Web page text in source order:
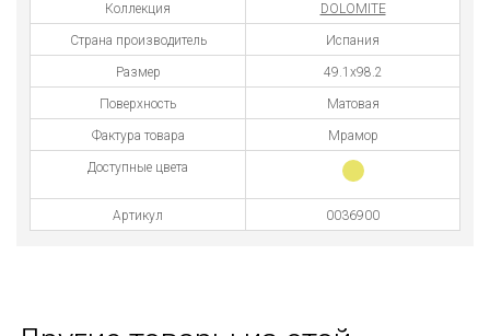
Коллекция DOLOMITE
Страна производитель Испания
Размер 49.1x98.2
Поверхность Матовая
Фактура товара Мрамор
Доступные цвета
Артикул 0036900